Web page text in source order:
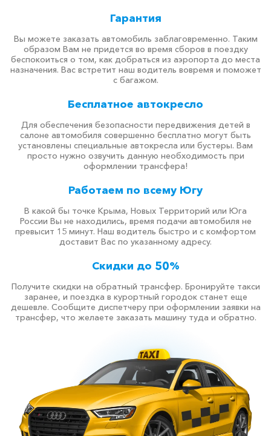
Гарантия
Вы можете заказать автомобиль заблаговременно. Таким
образом Вам не придется во время сборов в поездку
беспокоиться о том, как добраться из аэропорта до места
назначения. Вас встретит наш водитель вовремя и поможет
с багажом.
Бесплатное автокресло
Для обеспечения безопасности передвижения детей в
салоне автомобиля совершенно бесплатно могут быть
установлены специальные автокресла или бустеры. Вам
просто нужно озвучить данную необходимость при
оформлении трансфера!
Работаем по всему Югу
В какой бы точке Крыма, Новых Территорий или Юга
России Вы не находились, время подачи автомобиля не
превысит 15 минут. Наш водитель быстро и с комфортом
доставит Вас по указанному адресу.
Скидки до 50%
Получите скидки на обратный трансфер. Бронируйте такси
заранее, и поездка в курортный городок станет еще
дешевле. Сообщите диспетчеру при оформлении заявки на
трансфер, что желаете заказать машину туда и обратно.